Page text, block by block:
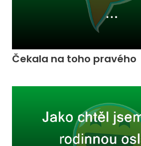
Čekala na toho pravého